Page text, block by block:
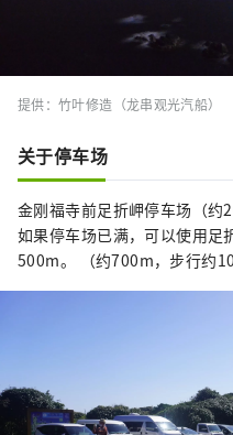
提供：竹叶修造（龙串观光汽船）
关于停车场
金刚福寺前足折岬停车场（约
如果停车场已满，可以使用足
500m。 （约700m，步行约10